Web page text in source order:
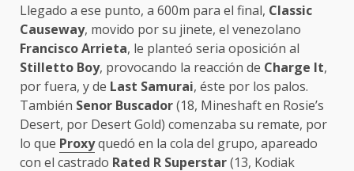
Llegado a ese punto, a 600m para el final, Classic
Causeway, movido por su jinete, el venezolano
Francisco Arrieta, le planteó seria oposición al
Stilletto Boy, provocando la reacción de Charge It,
por fuera, y de Last Samurai, éste por los palos.
También Senor Buscador(18, Mineshaft en Rosie’s
Desert, por Desert Gold) comenzaba su remate, por
lo que Proxyquedó en la cola del grupo, apareado
con el castrado Rated R Superstar(13, Kodiak